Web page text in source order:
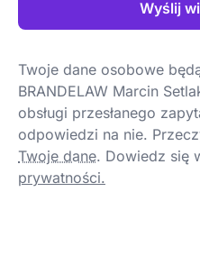
Wyślij
Twoje dane osobowe
BRANDELAW Marcin
obsługi przesłanego
odpowiedzi na nie.
Twoje dane. Dowiedz się
prywatności.